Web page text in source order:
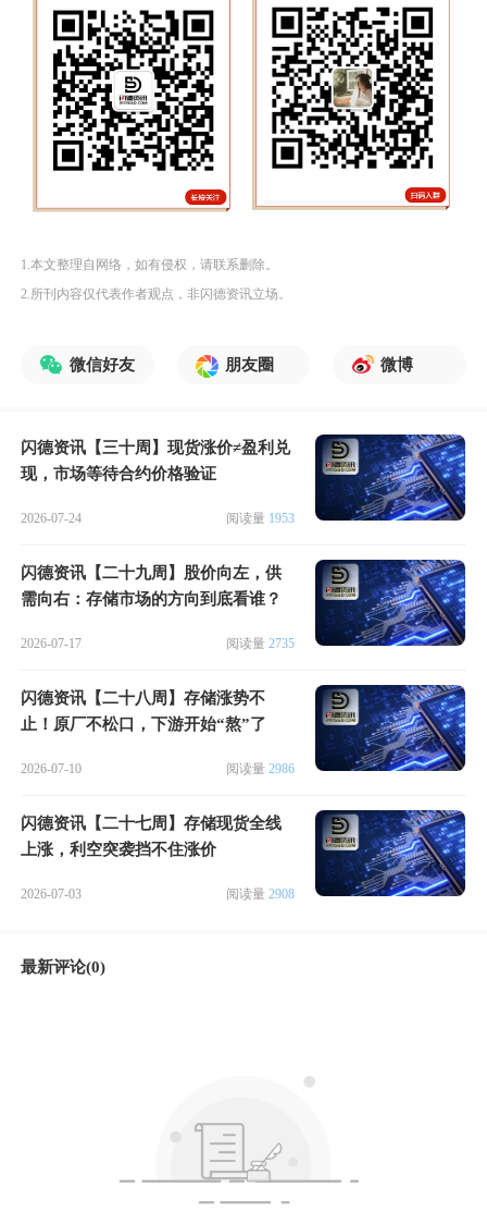
1.本文整理自网络，如有侵权，请联系删除。
2.所刊内容仅代表作者观点，非闪德资讯立场。
微信好友 朋友圈 微博
闪德资讯【三十周】现货涨价≠盈利兑
现，市场等待合约价格验证
2026-07-24 阅读量 1953
闪德资讯【二十九周】股价向左，供
需向右：存储市场的方向到底看谁？
2026-07-17 阅读量 2735
闪德资讯【二十八周】存储涨势不
止！原厂不松口，下游开始“熬”了
2026-07-10 阅读量 2986
闪德资讯【二十七周】存储现货全线
上涨，利空突袭挡不住涨价
2026-07-03 阅读量 2908
最新评论(0)